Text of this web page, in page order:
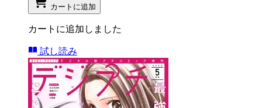
カートに追加
カートに追加しました
試し読み